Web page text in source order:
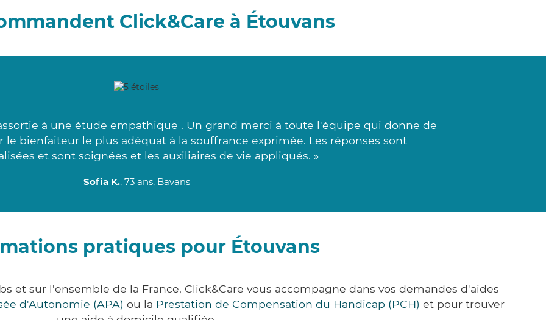
Click&Care à Étouvans
à une étude empathique . Un grand merci à toute l'équipe qui donne de
le bienfaiteur le plus adéquat à la souffrance exprimée. Les réponses sont
et sont soignées et les auxiliaires de vie appliqués. »
Sofia K., 73 ans, Bavans
pratiques pour Étouvans
et sur l'ensemble de la France, Click&Care vous accompagne dans vos demandes d'aides
d'Autonomie (APA) ou la Prestation de Compensation du Handicap (PCH) et pour trouver